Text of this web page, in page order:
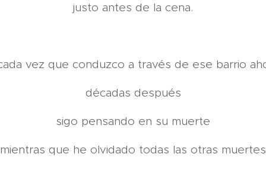
justo antes de la cena.
vez que conduzco a través de ese barrio
décadas después
sigo pensando en su muerte
mientras que he olvidado todas las otras muertes